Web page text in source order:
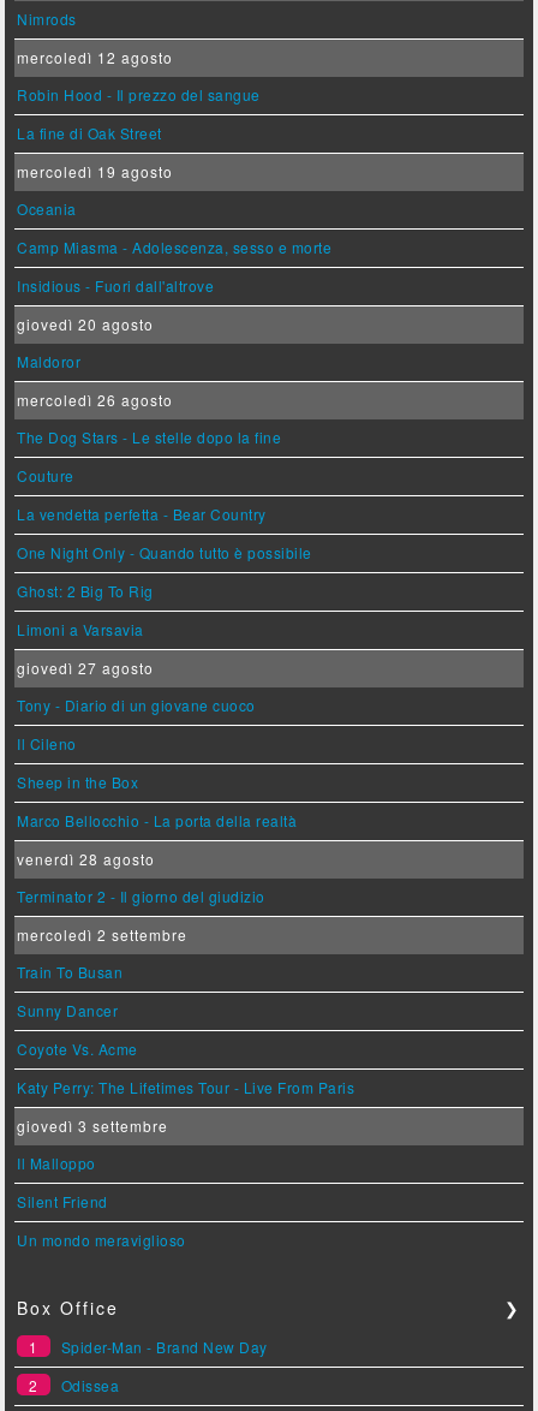
Nimrods
mercoledì 12 agosto
Robin Hood - Il prezzo del sangue
La fine di Oak Street
mercoledì 19 agosto
Oceania
Camp Miasma - Adolescenza, sesso e morte
Insidious - Fuori dall'altrove
giovedì 20 agosto
Maldoror
mercoledì 26 agosto
The Dog Stars - Le stelle dopo la fine
Couture
La vendetta perfetta - Bear Country
One Night Only - Quando tutto è possibile
Ghost: 2 Big To Rig
Limoni a Varsavia
giovedì 27 agosto
Tony - Diario di un giovane cuoco
Il Cileno
Sheep in the Box
Marco Bellocchio - La porta della realtà
venerdì 28 agosto
Terminator 2 - Il giorno del giudizio
mercoledì 2 settembre
Train To Busan
Sunny Dancer
Coyote Vs. Acme
Katy Perry: The Lifetimes Tour - Live From Paris
giovedì 3 settembre
Il Malloppo
Silent Friend
Un mondo meraviglioso
Box Office ❯
1
Spider-Man - Brand New Day
2
Odissea